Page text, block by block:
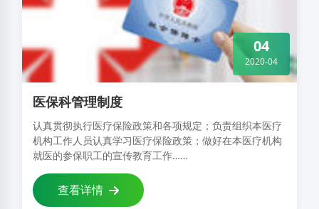
医保科管理制度
认真贯彻执行医疗保险政策和各项规定；负责组织本医疗
机构工作人员认真学习医疗保险政策；做好在本医疗机构
就医的参保职工的宣传教育工作……
04
2020-04
查看详情